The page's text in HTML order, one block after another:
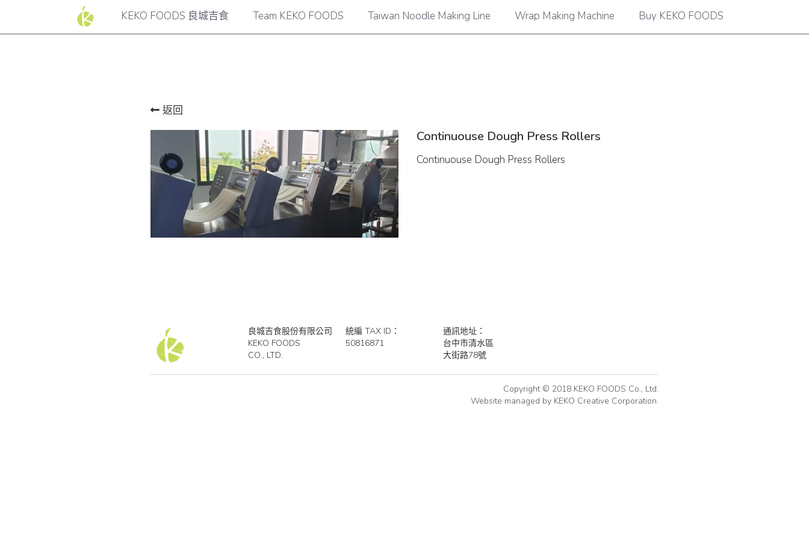
KEKO FOODS 良城吉食 Team KEKO FOODS Taiwan Noodle Making Line Wrap Making Machine Buy KEKO FOODS
返回
Continuouse Dough Press Rollers
Continuouse Dough Press Rollers
良城吉食股份有限公司
KEKO FOODS
統編 TAX ID：
通訊地址：
台中市清水區
Copyright © 2018 KEKO FOODS Co., Ltd.